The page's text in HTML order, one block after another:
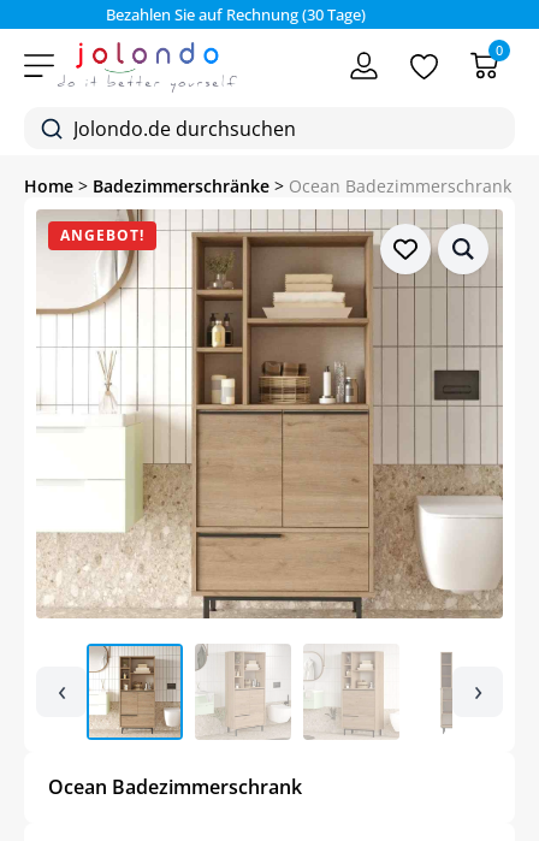
Bezahlen Sie auf Rechnung (30 Tage)
0
Home > Badezimmerschränke > Ocean Badezimmerschrank
ANGEBOT!
‹ ›
Ocean Badezimmerschrank